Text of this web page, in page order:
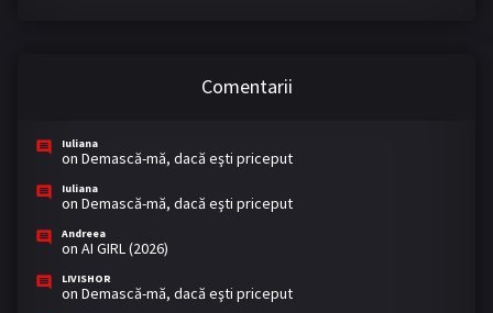
Comentarii
Iuliana
on Demască-mă, dacă eşti priceput
Iuliana
on Demască-mă, dacă eşti priceput
Andreea
on AI GIRL (2026)
LIVISHOR
on Demască-mă, dacă eşti priceput